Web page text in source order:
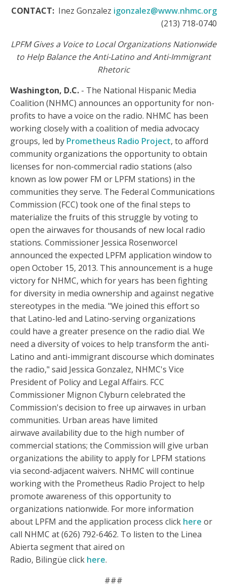
CONTACT: Inez Gonzalez igonzalez@www.nhmc.org
(213) 718-0740
LPFM Gives a Voice to Local Organizations Nationwide
to Help Balance the Anti-Latino and Anti-Immigrant
Rhetoric
Washington, D.C. - The National Hispanic Media
Coalition (NHMC) announces an opportunity for non-
profits to have a voice on the radio. NHMC has been
working closely with a coalition of media advocacy
groups, led by Prometheus Radio Project, to afford
community organizations the opportunity to obtain
licenses for non-commercial radio stations (also
known as low power FM or LPFM stations) in the
communities they serve. The Federal Communications
Commission (FCC) took one of the final steps to
materialize the fruits of this struggle by voting to
open the airwaves for thousands of new local radio
stations. Commissioner Jessica Rosenworcel
announced the expected LPFM application window to
open October 15, 2013. This announcement is a huge
victory for NHMC, which for years has been fighting
for diversity in media ownership and against negative
stereotypes in the media. "We joined this effort so
that Latino-led and Latino-serving organizations
could have a greater presence on the radio dial. We
need a diversity of voices to help transform the anti-
Latino and anti-immigrant discourse which dominates
the radio," said Jessica Gonzalez, NHMC's Vice
President of Policy and Legal Affairs. FCC
Commissioner Mignon Clyburn celebrated the
Commission's decision to free up airwaves in urban
communities. Urban areas have limited
airwave availability due to the high number of
commercial stations; the Commission will give urban
organizations the ability to apply for LPFM stations
via second-adjacent waivers. NHMC will continue
working with the Prometheus Radio Project to help
promote awareness of this opportunity to
organizations nationwide. For more information
about LPFM and the application process click here or
call NHMC at (626) 792-6462. To listen to the Linea
Abierta segment that aired on
Radio, Bilingüe click here.
###